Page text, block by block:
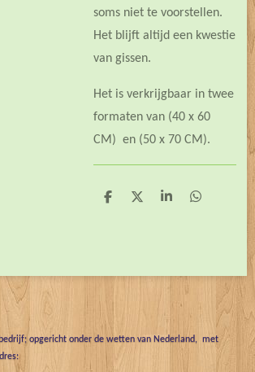
soms niet te voorstellen.
Het blijft altijd een kwestie
van gissen.
Het is verkrijgbaar in twee
formaten van (40 x 60
CM) en (50 x 70 CM).
D
D
S
D
opgericht onder de wetten van Nederland, met